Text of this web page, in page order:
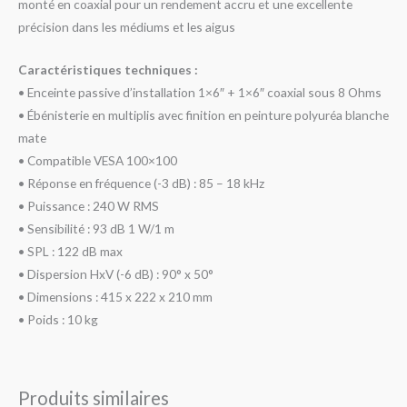
monté en coaxial pour un rendement accru et une excellente
précision dans les médiums et les aigus
Caractéristiques techniques :
• Enceinte passive d’installation 1×6″ + 1×6″ coaxial sous 8 Ohms
• Ébénisterie en multiplis avec finition en peinture polyuréa blanche
mate
• Compatible VESA 100×100
• Réponse en fréquence (-3 dB) : 85 – 18 kHz
• Puissance : 240 W RMS
• Sensibilité : 93 dB 1 W/1 m
• SPL : 122 dB max
• Dispersion HxV (-6 dB) : 90° x 50°
• Dimensions : 415 x 222 x 210 mm
• Poids : 10 kg
Produits similaires